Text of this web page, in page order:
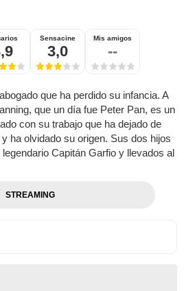
Sensacine
3,0
Mis amigos
--
que ha perdido su infancia. A
que un día fue Peter Pan, es un
con su trabajo que ha dejado de
ha olvidado su origen. Sus dos hijos
Capitán Garfio y llevados al
STREAMING